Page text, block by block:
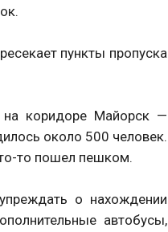
пункты пропуска
коридоре Майорск —
около 500 человек.
то пошел пешком.
о нахождении
автобусы,